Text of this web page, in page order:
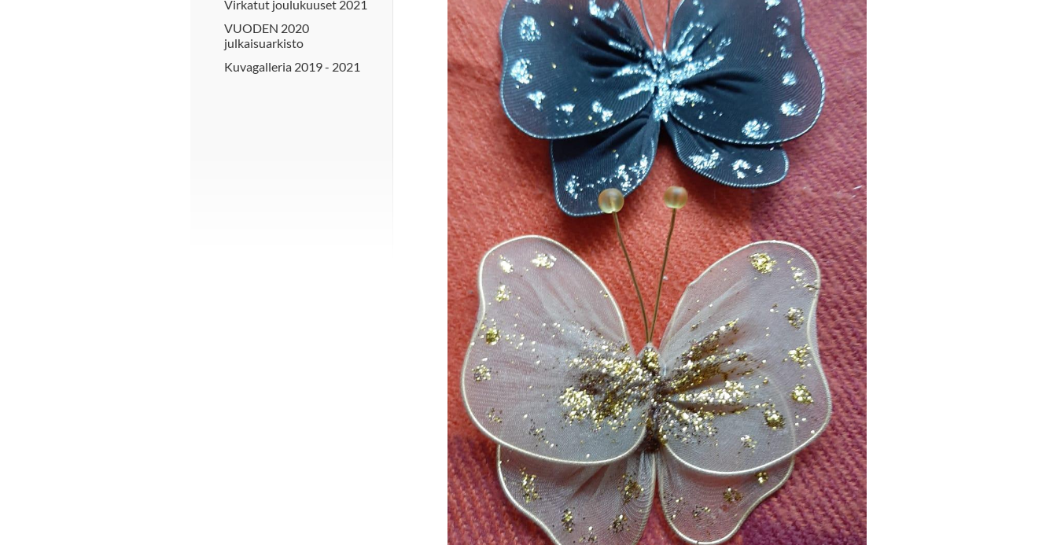
Virkatut joulukuuset 2021
VUODEN 2020
julkaisuarkisto
Kuvagalleria 2019 - 2021